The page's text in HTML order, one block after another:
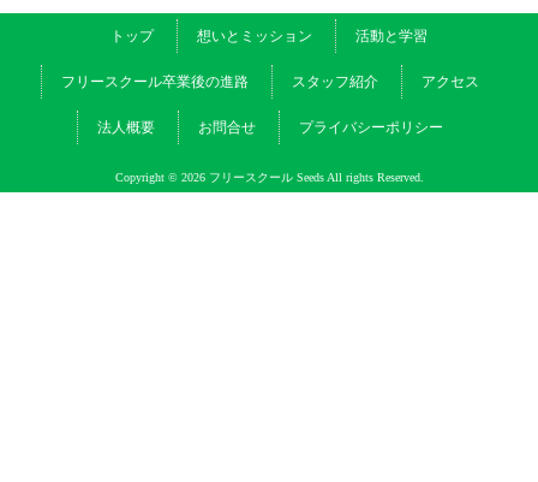
トップ 想いとミッション 活動と学習
フリースクール卒業後の進路 スタッフ紹介 アクセス
法人概要 お問合せ プライバシーポリシー
Copyright © 2026 フリースクール Seeds All rights Reserved.